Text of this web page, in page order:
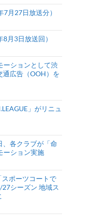
月27日放送分）
月3日放送回）
ーションとして渋
通広告（OOH）を
」がリニュ
、各クラブが「命
ーション実施
ポーツコートで
シーズン 地域ス